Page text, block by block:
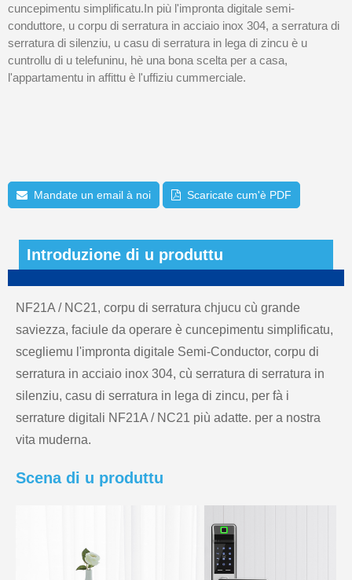
cuncepimentu simplificatu.In più l'impronta digitale semi-
conduttore, u corpu di serratura in acciaio inox 304, a serratura di
serratura di silenziu, u casu di serratura in lega di zincu è u
cuntrollu di u telefuninu, hè una bona scelta per a casa,
l'appartamentu in affittu è l'uffiziu cummerciale.
Mandate un email à noi Scaricate cum'è PDF
Introduzione di u produttu
NF21A / NC21, corpu di serratura chjucu cù grande
saviezza, faciule da operare è cuncepimentu simplificatu,
scegliemu l'impronta digitale Semi-Conductor, corpu di
serratura in acciaio inox 304, cù serratura di serratura in
silenziu, casu di serratura in lega di zincu, per fà i
serrature digitali NF21A / NC21 più adatte. per a nostra
vita muderna.
Scena di u produttu